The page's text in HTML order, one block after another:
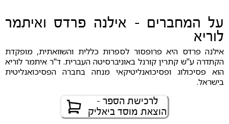
על המחברים - אילנה פרדס ואיתמר
לוריא
אילנה פרדס היא פרופסור לספרות כללית והשוואתית, מופקדת
הקתדרה ע"ש קתרין קורנל באוניברסיטה העברית. ד"ר איתמר לוריא
הוא פסיכולוג ופסיכואנליטיקאי מנחה בחברה הפסיכואנליטית
בישראל.
לרכישת הספר -
הוצאת מוסד ביאליק